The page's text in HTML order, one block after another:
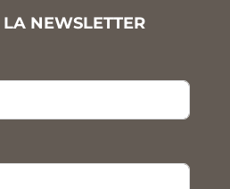
NEWSLETTER